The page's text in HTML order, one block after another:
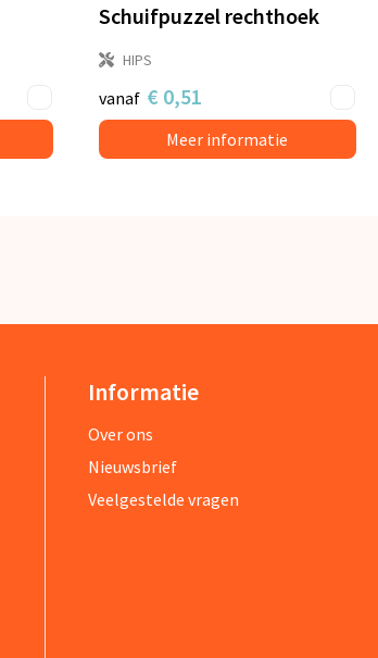
Schuifpuzzel rechthoek
HIPS
vanaf € 0,51
Meer informatie
Informatie
Over ons
Nieuwsbrief
Veelgestelde vragen